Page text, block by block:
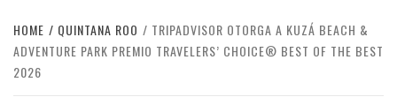
HOME QUINTANA ROO
TRIPADVISOR OTORGA A KUZÁ BEACH &
ADVENTURE PARK PREMIO TRAVELERS’ CHOICE® BEST OF THE BEST
2026